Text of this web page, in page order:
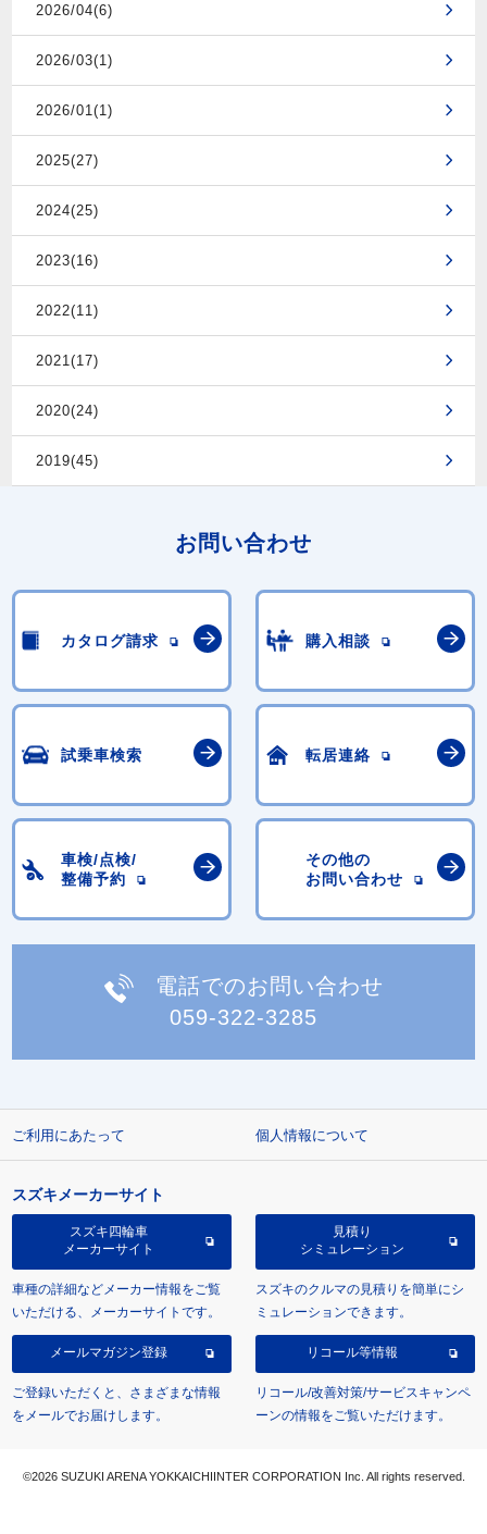
2026/04(6)
2026/03(1)
2026/01(1)
2025(27)
2024(25)
2023(16)
2022(11)
2021(17)
2020(24)
2019(45)
お問い合わせ
カタログ請求 購入相談
試乗車検索 転居連絡
車検/点検/
整備予約
その他の
お問い合わせ
電話でのお問い合わせ
059-322-3285
ご利用にあたって 個人情報について
スズキメーカーサイト
スズキ四輪車
メーカーサイト
車種の詳細などメーカー情報をご覧
いただける、メーカーサイトです。
見積り
シミュレーション
スズキのクルマの見積りを簡単にシ
ミュレーションできます。
メールマガジン登録
ご登録いただくと、さまざまな情報
をメールでお届けします。
リコール等情報
リコール/改善対策/サービスキャンペ
ーンの情報をご覧いただけます。
©2026 SUZUKI ARENA YOKKAICHIINTER CORPORATION Inc. All rights reserved.